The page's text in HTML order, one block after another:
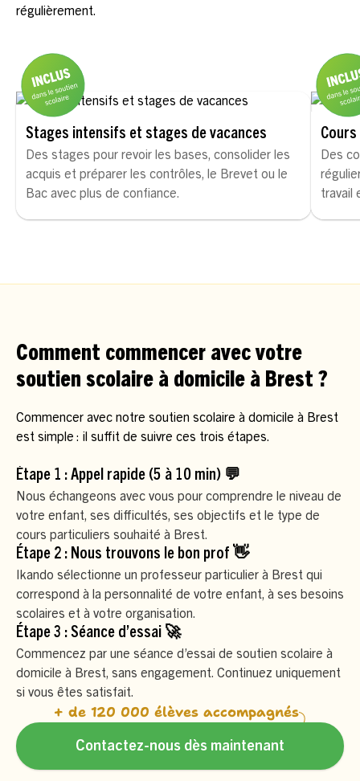
régulièrement.
Stages intensifs et stages de vacances
Des stages pour revoir les bases, consolider les
acquis et préparer les contrôles, le Brevet ou le
Bac avec plus de confiance.
Des
travail
Comment commencer avec votre
soutien scolaire à domicile à Brest ?
Commencer avec notre soutien scolaire à domicile à Brest
est simple : il suffit de suivre ces trois étapes.
Étape 1 : Appel rapide (5 à 10 min) 💬
Nous échangeons avec vous pour comprendre le niveau de
votre enfant, ses difficultés, ses objectifs et le type de
cours particuliers souhaité à Brest.
Étape 2 : Nous trouvons le bon prof 👋
Ikando sélectionne un professeur particulier à Brest qui
correspond à la personnalité de votre enfant, à ses besoins
scolaires et à votre organisation.
Étape 3 : Séance d’essai 🚀
Commencez par une séance d’essai de soutien scolaire à
domicile à Brest, sans engagement. Continuez uniquement
si vous êtes satisfait.
+ de 120 000 élèves accompagnés
Contactez-nous dès maintenant